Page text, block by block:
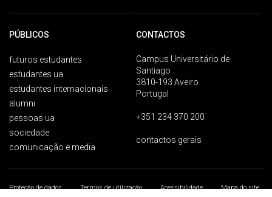
PÚBLICOS
futuros estudantes
estudantes ua
estudantes internacionais
alumni
pessoas ua
sociedade
comunicação e media
CONTACTOS
Campus Universitário de
Santiago
3810-193 Aveiro
Portugal
+351 234 370 200
contactos gerais
Proteção de dados Termos de utilização Acessibilidade Mapa do site